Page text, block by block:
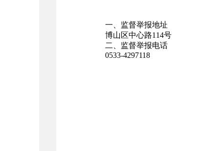
一、监督举报地址
博山区中心路114号
二、监督举报电话
0533-4297118